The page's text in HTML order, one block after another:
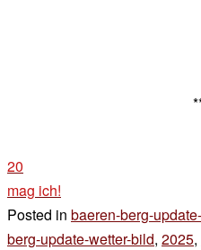
20
mag ich!
Posted in baeren-berg-
berg-update-wetter-bild, 2025,